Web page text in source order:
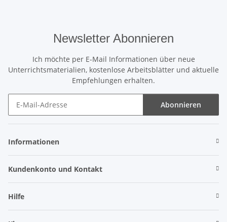
Newsletter Abonnieren
Ich möchte per E-Mail Informationen über neue
Unterrichtsmaterialien, kostenlose Arbeitsblätter und aktuelle
Empfehlungen erhalten.
Abonnieren
Informationen
Kundenkonto und Kontakt
Hilfe